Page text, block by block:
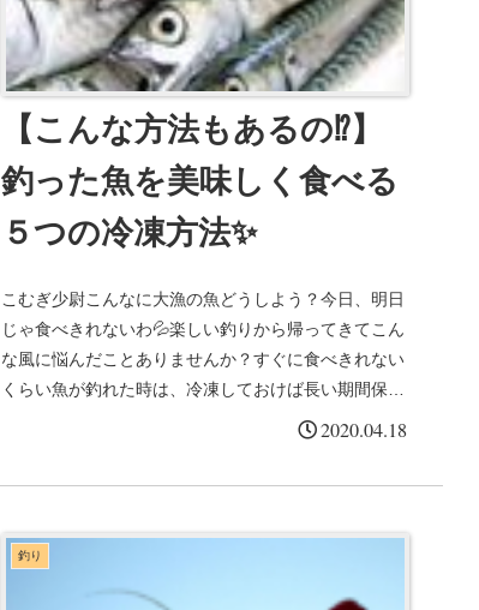
【こんな方法もあるの⁉️】
釣った魚を美味しく食べる
５つの冷凍方法✨
こむぎ少尉こんなに大漁の魚どうしよう？今日、明日
じゃ食べきれないわ💦楽しい釣りから帰ってきてこん
な風に悩んだことありませんか？すぐに食べきれない
くらい魚が釣れた時は、冷凍しておけば長い期間保存
することができます。しかし、普通にまるまる冷凍
2020.04.18
釣り